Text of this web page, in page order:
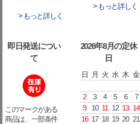
> もっと詳しく
> もっと詳しく
即日発送につい
て
このマークがある
商品は、一部条件
2026年8月の定休
日
日 月 火 水 木 金
2
3 4 5 6 7
9
10 11 12 13 14
16 17 18 19 20 21